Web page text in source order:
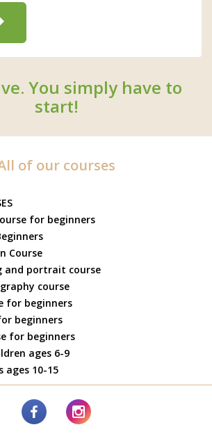
You simply have to
start!
of our courses
for beginners
Course
and portrait course
course
for beginners
beginners
for beginners
ages 6-9
ages 10-15